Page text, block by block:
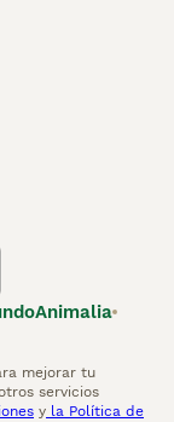
mejorar tu
servicios
y la Política de